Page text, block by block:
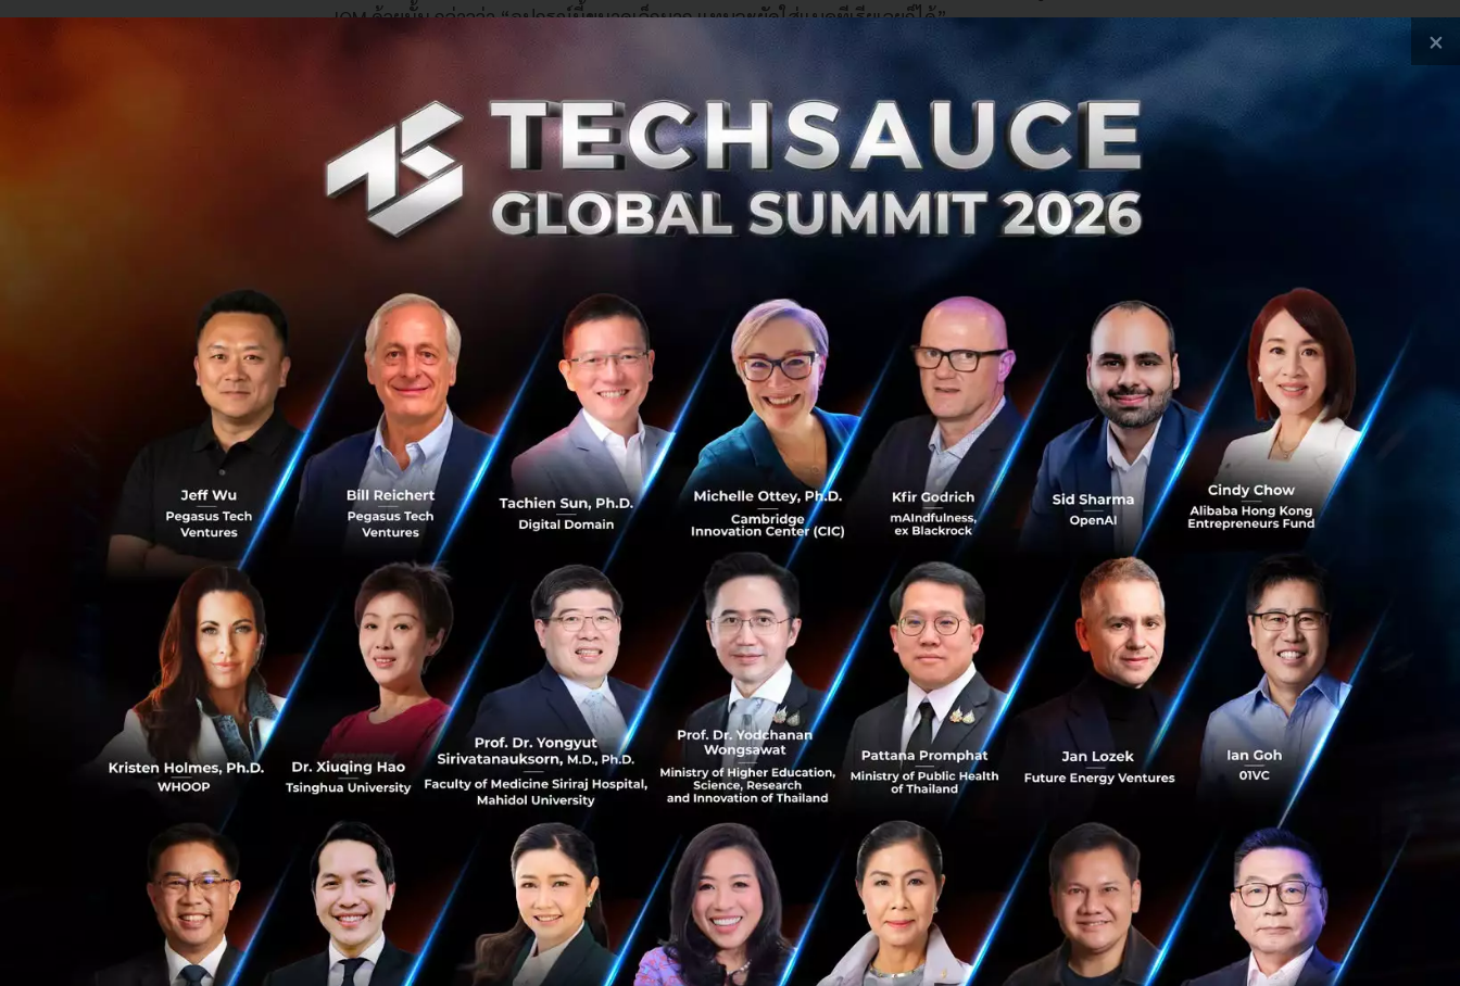
0
3
IQM ด้วยนั้น กล่าวว่า “อุปกรณ์นี้ขนาดเล็กมาก แทบจะยัดใส่แบคทีเรียเลยก็ได้”
สำหรับควอนตัมคอมพิวเตอร์ เพราะการวัดพลังงานคิวบิต หรือ ควอนตัมบิต เป็นส่วนสำคัญของอัลกอ
รึทึมควอนตัม นอกจากนี้ อุปกรณ์ดังกล่าวยังมีขนาดเล็ก พร้อมผนวกเข้ากับหน่วยประมวลผลควอนตัม
แบบตัวนำยิ่งยวดได้ทันที ซึ่งช่วยกรุยทางสู่การใช้งานในโลกจริง
“เราได้เริ่มการทดสอบเครื่องมือตรวจจับดังกล่าวโดยใช้พัลลาเดียมทอง” M.Sc. Roope Kokkoniemi ผู้
เดียวกันเราก็ได้รู้ว่าจะทำให้ดีขึ้นได้อีกอย่างไร เราจึงได้นำกราฟีนมาใช้แทน จนได้ผลลัพธ์ออกมาเป็น
อุปกรณ์ตรวจจับที่ดีกว่าเดิม ที่ทำงานได้เร็วและดีขึ้นมาก ถึงขั้นที่ว่าสามารถใช้อ่านสถานะของคิวบิต
แบบตัวนำยิ่งยวด อันเป็นรากฐานของหน่วยประมวลผลควอนตัมแบบตัวนำยิ่งยวด” นอกจากนี้ ยังเป็น
ผลงานจากความร่วมมือกับคณะวิจัย NANO ของศาสตราจารย์ Pertti Hakonen ที่ Aalto University
รวมถึงกับ VTT และมหาวิทยาลัย National University of Singapore
เร่งการพัฒนาที่ IQM
สำหรับควอนตัมคอมพิวเตอร์อย่างที่ IQM ได้พัฒนาขึ้นนั้น เทคโนโลยีตรวจจับดังกล่าวสามารถนำไป
ใช้ประโยชน์เพื่อแทนที่เครื่องอ่านทั่วไป และเปิดโอกาสสู่การยกระดับหน่วยประมวลผลควอนตัมใน
อนาคตเพราะมีขนาดค่อนข้างเล็ก และในฐานะที่อยู่ ณ จุดศูนย์กลางของวงการควอนตัมในฟินแลนด์
IQM ก็พร้อมนำความก้าวหน้านี้ไปสร้างรายได้ ผ่านความร่วมมืออย่างใกล้ชิดกับระบบนิเวศควอนตัม
ในพื้นที่
Dr Kuan Yen Tan ผู้ร่วมก่อตั้ง IQM ซึ่งมีส่วนร่วมในงานวิจัยนี้เช่นกัน อธิบายว่า “เรายกให้เรื่องนี้เป็น
ความคืบหน้าอันน่าตื่นเต้นในวงการเทคโนโลยีควอนตัม โดย IQM ไม่หยุดที่จะมองหาแนวทางใหม่ ๆ
ในการยกระดับเทคโนโลยีควอนตัมคอมพิวเตอร์ และอุปกรณ์ตรวจจับรุ่นใหม่นี้ก็เป็นผลงานที่เด่นชัด”
เทคโนโลยีจากการวิจัยชั้นเลิศ
IQM เป็นตัวอย่างอันดีที่สะท้อนให้เห็นเรื่องราวการถ่ายโอนเทคโนโลยีที่ประสบความสำเร็จ โดยแสดง
ให้เห็นวิธีเร่งนำผลงานวิจัยไปสร้างรายได้ IQM ได้กลายเป็นบริษัทควอนตัมคอมพิวเตอร์ชั้นนำของ
×